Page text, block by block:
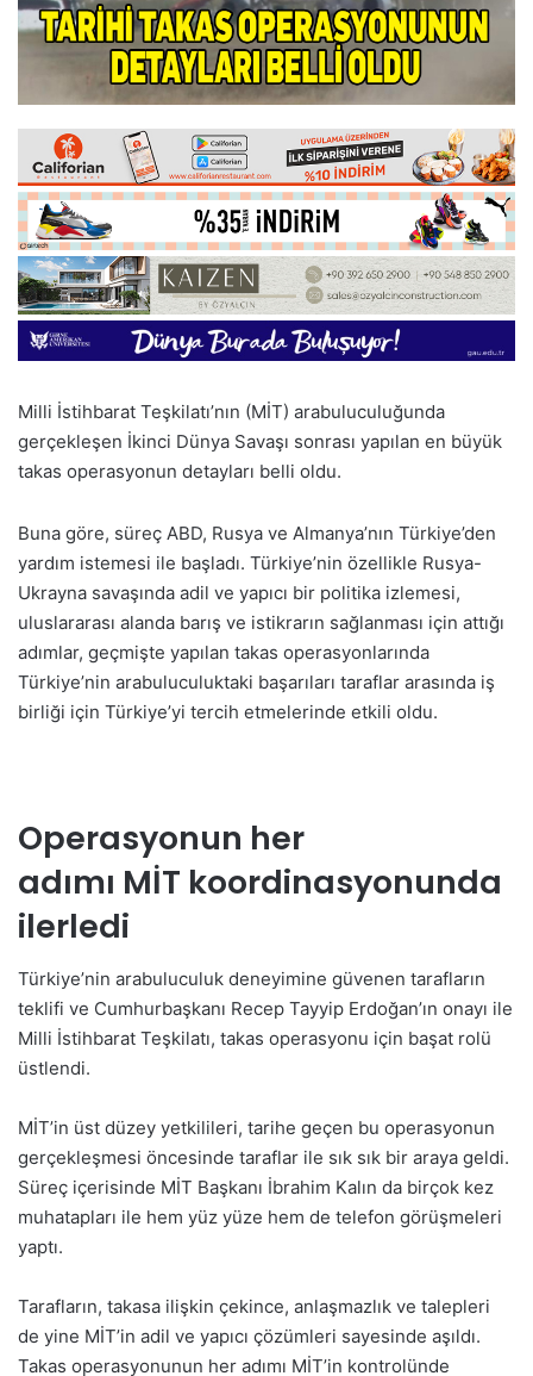
Milli İstihbarat Teşkilatı’nın (MİT) arabuluculuğunda
gerçekleşen İkinci Dünya Savaşı sonrası yapılan en büyük
takas operasyonun detayları belli oldu.
Buna göre, süreç ABD, Rusya ve Almanya’nın Türkiye’den
yardım istemesi ile başladı. Türkiye’nin özellikle Rusya-
Ukrayna savaşında adil ve yapıcı bir politika izlemesi,
uluslararası alanda barış ve istikrarın sağlanması için attığı
adımlar, geçmişte yapılan takas operasyonlarında
Türkiye’nin arabuluculuktaki başarıları taraflar arasında iş
birliği için Türkiye’yi tercih etmelerinde etkili oldu.
Operasyonun her
adımı MİT koordinasyonunda
ilerledi
Türkiye’nin arabuluculuk deneyimine güvenen tarafların
teklifi ve Cumhurbaşkanı Recep Tayyip Erdoğan’ın onayı ile
Milli İstihbarat Teşkilatı, takas operasyonu için başat rolü
üstlendi.
MİT’in üst düzey yetkilileri, tarihe geçen bu operasyonun
gerçekleşmesi öncesinde taraflar ile sık sık bir araya geldi.
Süreç içerisinde MİT Başkanı İbrahim Kalın da birçok kez
muhatapları ile hem yüz yüze hem de telefon görüşmeleri
yaptı.
Tarafların, takasa ilişkin çekince, anlaşmazlık ve talepleri
de yine MİT’in adil ve yapıcı çözümleri sayesinde aşıldı.
Takas operasyonunun her adımı MİT’in kontrolünde